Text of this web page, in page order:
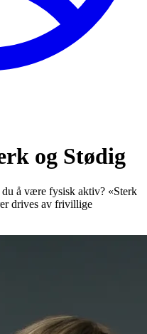
og Stødig
å være fysisk aktiv? «Sterk
drives av frivillige